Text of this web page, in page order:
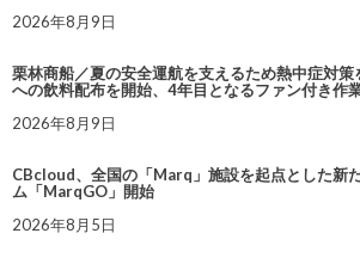
2026年8月9日
栗林商船／夏の安全運航を支えるため熱中症対策
への飲料配布を開始、4年目となるファン付き作
2026年8月9日
CBcloud、全国の「Marq」施設を起点とした新
ム「MarqGO」開始
2026年8月5日